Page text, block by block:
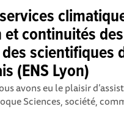
continuités
scientifiques
(ENS Lyon)
avons eu le plaisir
Sciences, société,